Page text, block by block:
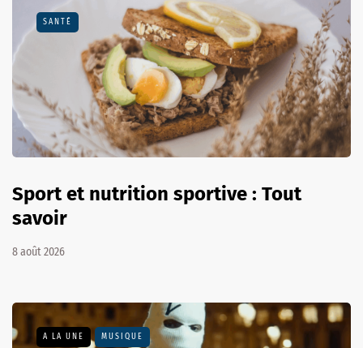
SANTÉ
Sport et nutrition sportive : Tout
savoir
8 août 2026
A LA UNE MUSIQUE